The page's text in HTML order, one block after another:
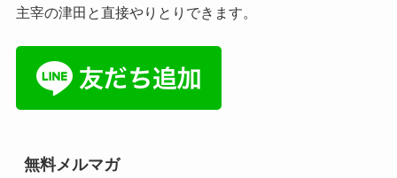
主宰の津田と直接やりとりできます。
無料メルマガ